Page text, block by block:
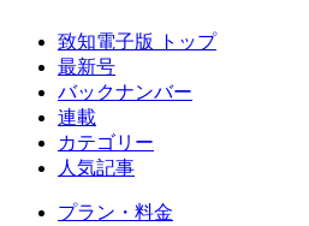
致知電子版 トップ
最新号
バックナンバー
連載
カテゴリー
人気記事
プラン・料金